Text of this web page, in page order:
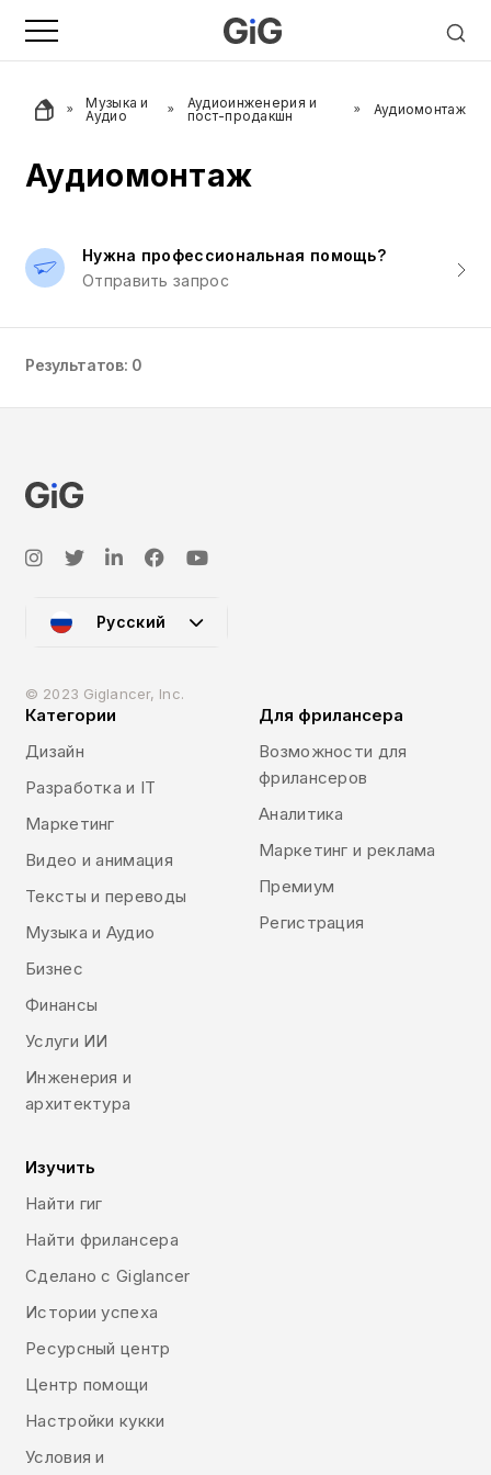
Музыка и
Аудио
Аудиоинженерия и
пост-продакшн
Аудиомонтаж
Аудиомонтаж
Нужна профессиональная помощь?
Отправить запрос
Результатов: 0
Русский
© 2023 Giglancer, Inc.
Категории
Дизайн
Разработка и IT
Маркетинг
Видео и анимация
Тексты и переводы
Музыка и Аудио
Бизнес
Финансы
Услуги ИИ
Инженерия и
архитектура
Для фрилансера
Возможности для
фрилансеров
Аналитика
Маркетинг и реклама
Премиум
Регистрация
Изучить
Найти гиг
Найти фрилансера
Сделано с Giglancer
Истории успеха
Ресурсный центр
Центр помощи
Настройки кукки
Условия и